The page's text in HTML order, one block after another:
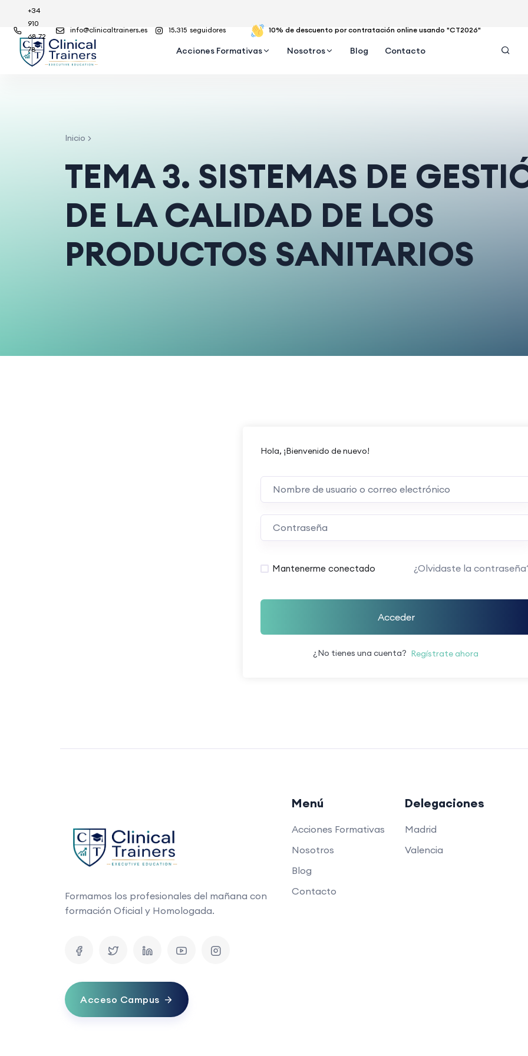
15.315 seguidores
info@clinicaltrainers.es
+34
910
68 72
78
10% de descuento por contratación online usando "CT2026"
Acciones Formativas Nosotros Blog Contacto
Inicio
TEMA 3. SISTEMAS DE
DE LA CALIDAD DE LOS
PRODUCTOS SANITARIOS
Hola, ¡Bienvenido de nuevo!
Mantenerme conectado ¿Olvidaste la
Acceder
¿No tienes una cuenta? Regístrate ahora
Formamos los profesionales del mañana con
formación Oficial y Homologada.
Acceso Campus
Menú
Acciones Formativas
Nosotros
Blog
Contacto
Delegaciones
Madrid
Valencia